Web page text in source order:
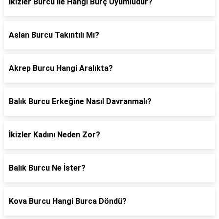
Aslan Burcu Takıntılı Mı?
Akrep Burcu Hangi Aralıkta?
Balık Burcu Erkeğine Nasıl Davranmalı?
İkizler Kadını Neden Zor?
Balık Burcu Ne İster?
Kova Burcu Hangi Burca Döndü?